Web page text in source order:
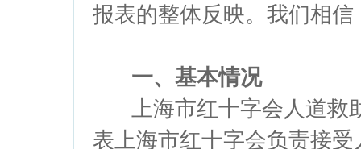
报表的整体反映。我们相
一、基本情况
上海市红十字会人道救助
表上海市红十字会负责接